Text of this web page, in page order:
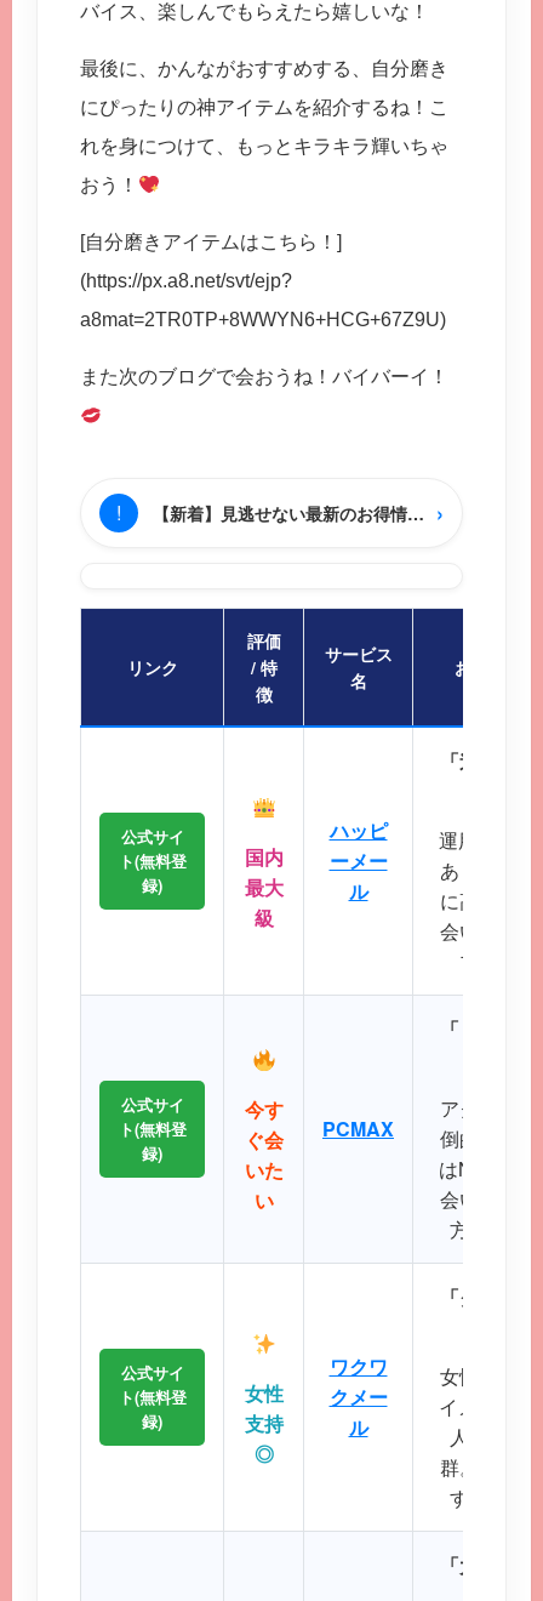
バイス、楽しんでもらえたら嬉しいな！
最後に、かんながおすすめする、自分磨き
にぴったりの神アイテムを紹介するね！こ
れを身につけて、もっとキラキラ輝いちゃ
おう！
[自分磨きアイテムはこちら！]
(https://px.a8.net/svt/ejp?
a8mat=2TR0TP+8WWYN6+HCG+67Z9U)
また次のブログで会おうね！バイバーイ！
! 【新着】見逃せない最新のお得情報をチェック ›
リンク
評価
/ 特
徴
サービス
名
おすすめ
公式サイ
ト(無料登
録)
国内
最大
級
ハッピ
ーメー
ル
「迷った
運用歴20
あり、マ
に高く、
会いが期
プクラ
公式サイ
ト(無料登
録)
今す
ぐ会
いた
い
PCMAX
「リアル
アクティ
倒的で、
はNo.1で
会いたい
方に最適
公式サイ
ト(無料登
録)
女性
支持
◎
ワクワ
クメー
ル
「クリー
女性誌に
イメージ
人サポー
群。初め
すい操作
「大人の